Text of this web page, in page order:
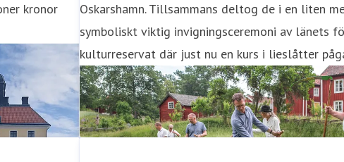
kronor
Oskarshamn. Tillsammans deltog de i en liten
symboliskt viktig invigningsceremoni av länets
kulturreservat där just nu en kurs i lieslåtter